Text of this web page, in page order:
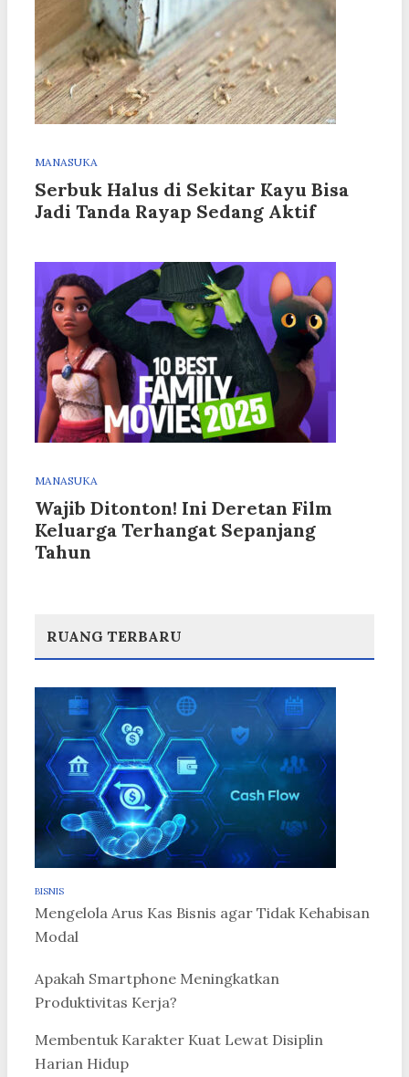
MANASUKA
Serbuk Halus di Sekitar Kayu Bisa
Jadi Tanda Rayap Sedang Aktif
MANASUKA
Wajib Ditonton! Ini Deretan Film
Keluarga Terhangat Sepanjang
Tahun
RUANG TERBARU
BISNIS
Mengelola Arus Kas Bisnis agar Tidak Kehabisan
Modal
Apakah Smartphone Meningkatkan
Produktivitas Kerja?
Membentuk Karakter Kuat Lewat Disiplin
Harian Hidup